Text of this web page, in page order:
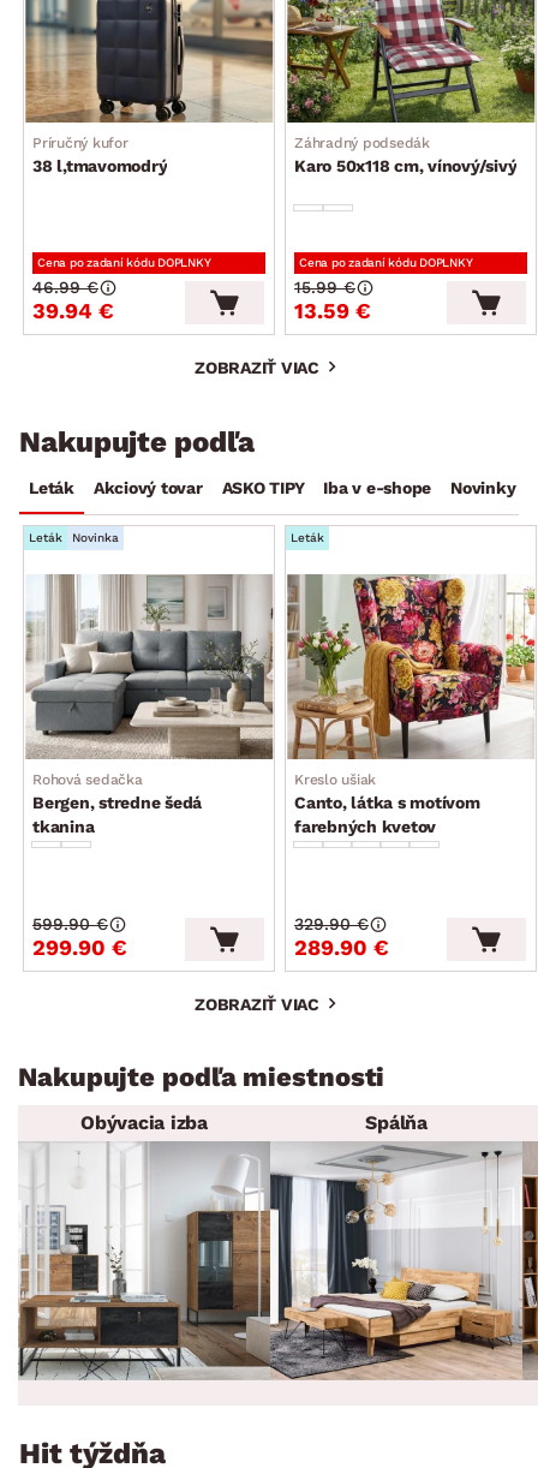
Príručný kufor
38 l,tmavomodrý
Cena po zadaní kódu DOPLNKY
39.94 €
46.99 €
Záhradný podsedák
Karo 50x118 cm, vínový/sivý
Cena po zadaní kódu DOPLNKY
13.59 €
15.99 €
ZOBRAZIŤ VIAC
Nakupujte podľa
Leták Akciový tovar ASKO TIPY Iba v e-shope Novinky
Leták Novinka
Rohová sedačka
Bergen, stredne šedá
tkanina
299.90 €
599.90 €
Leták
Kreslo ušiak
Canto, látka s motívom
farebných kvetov
289.90 €
329.90 €
ZOBRAZIŤ VIAC
Nakupujte podľa miestnosti
Obývacia izba Spálňa
Hit týždňa